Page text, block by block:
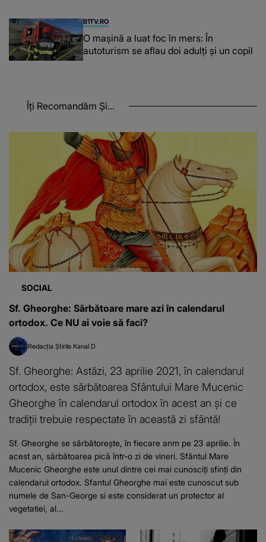
B1TV.RO
O maşină a luat foc în mers: În
autoturism se aflau doi adulți și un copil
Îți Recomandăm Și...
SOCIAL
Sf. Gheorghe: Sărbătoare mare azi în calendarul
ortodox. Ce NU ai voie să faci?
Redacția Știrile Kanal D
Sf. Gheorghe: Astăzi, 23 aprilie 2021, în calendarul
ortodox, este sărbătoarea Sfântului Mare Mucenic
Gheorghe în calendarul ortodox în acest an şi ce
tradiţii trebuie respectate în această zi sfântă!
Sf. Gheorghe se sărbătoreşte, în fiecare anm pe 23 aprilie. În
acest an, sărbătoarea pică într-o zi de vineri. Sfântul Mare
Mucenic Gheorghe este unul dintre cei mai cunosciţi sfinţi din
calendarul ortodox. Sfantul Gheorghe mai este cunoscut sub
numele de San-George si este considerat un protector al
vegetatiei, al...